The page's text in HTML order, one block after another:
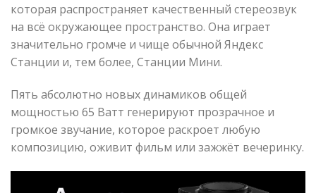
которая распространяет качественный стереозвук
на всё окружающее пространство. Она играет
значительно громче и чище обычной Яндекс
Станции и, тем более, Станции Мини.
Пять абсолютно новых динамиков общей
мощностью 65 Ватт генерируют прозрачное и
громкое звучание, которое раскроет любую
композицию, оживит фильм или зажжёт вечеринку.